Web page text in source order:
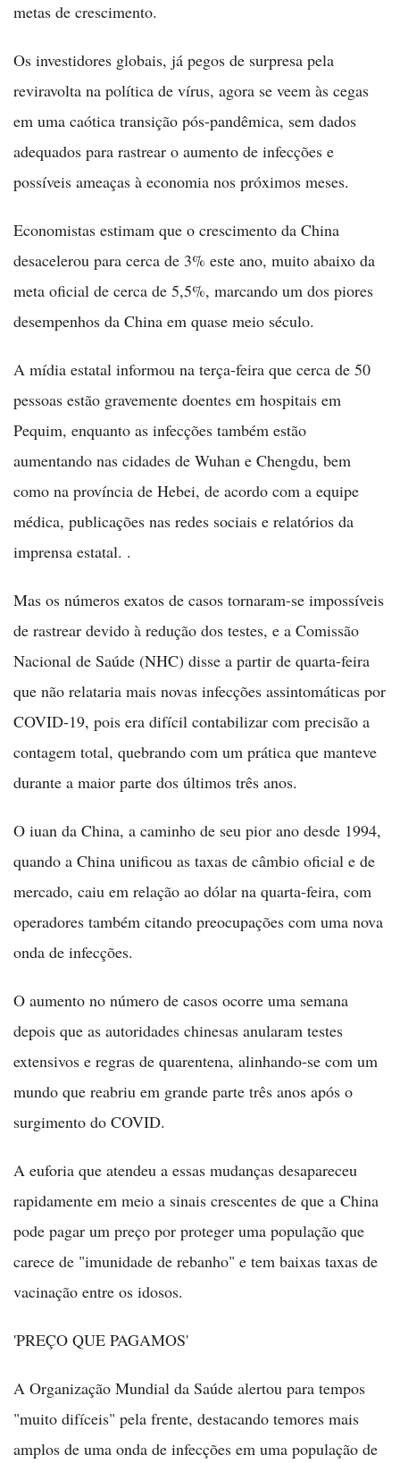
metas de crescimento.
Os investidores globais, já pegos de surpresa pela
reviravolta na política de vírus, agora se veem às cegas
em uma caótica transição pós-pandêmica, sem dados
adequados para rastrear o aumento de infecções e
possíveis ameaças à economia nos próximos meses.
Economistas estimam que o crescimento da China
desacelerou para cerca de 3% este ano, muito abaixo da
meta oficial de cerca de 5,5%, marcando um dos piores
desempenhos da China em quase meio século.
A mídia estatal informou na terça-feira que cerca de 50
pessoas estão gravemente doentes em hospitais em
Pequim, enquanto as infecções também estão
aumentando nas cidades de Wuhan e Chengdu, bem
como na província de Hebei, de acordo com a equipe
médica, publicações nas redes sociais e relatórios da
imprensa estatal. .
Mas os números exatos de casos tornaram-se impossíveis
de rastrear devido à redução dos testes, e a Comissão
Nacional de Saúde (NHC) disse a partir de quarta-feira
que não relataria mais novas infecções assintomáticas por
COVID-19, pois era difícil contabilizar com precisão a
contagem total, quebrando com um prática que manteve
durante a maior parte dos últimos três anos.
O iuan da China, a caminho de seu pior ano desde 1994,
quando a China unificou as taxas de câmbio oficial e de
mercado, caiu em relação ao dólar na quarta-feira, com
operadores também citando preocupações com uma nova
onda de infecções.
O aumento no número de casos ocorre uma semana
depois que as autoridades chinesas anularam testes
extensivos e regras de quarentena, alinhando-se com um
mundo que reabriu em grande parte três anos após o
surgimento do COVID.
A euforia que atendeu a essas mudanças desapareceu
rapidamente em meio a sinais crescentes de que a China
pode pagar um preço por proteger uma população que
carece de "imunidade de rebanho" e tem baixas taxas de
vacinação entre os idosos.
'PREÇO QUE PAGAMOS'
A Organização Mundial da Saúde alertou para tempos
"muito difíceis" pela frente, destacando temores mais
amplos de uma onda de infecções em uma população de